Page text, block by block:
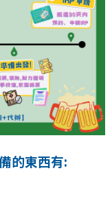
的東西有: